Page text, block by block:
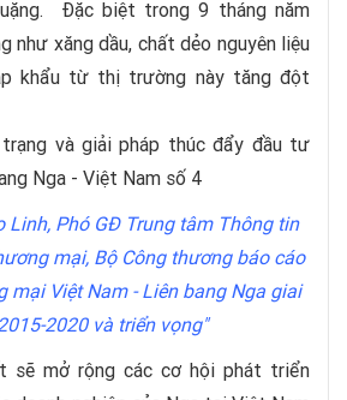
Đặc biệt trong 9 tháng năm
như xăng dầu, chất dẻo nguyên liệu
khẩu từ thị trường này tăng đột
Linh, Phó GĐ Trung tâm Thông tin
mại, Bộ Công thương báo cáo
mại Việt Nam - Liên bang Nga giai
2020 và triển vọng"
sẽ mở rộng các cơ hội phát triển